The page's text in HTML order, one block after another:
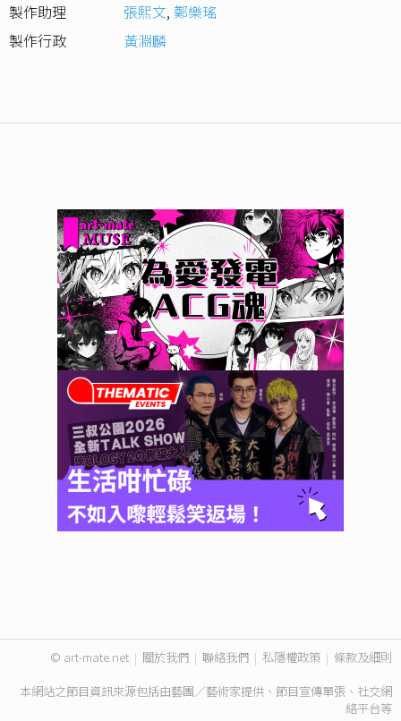
製作助理
張熙文, 鄭樂瑤
製作行政
黃淵麟
© art-mate.net | 關於我們 | 聯絡我們 | 私隱權政策 | 條款及細則
本網站之節目資訊來源包括由藝團／藝術家提供、節目宣傳單張、社交網
絡平台等